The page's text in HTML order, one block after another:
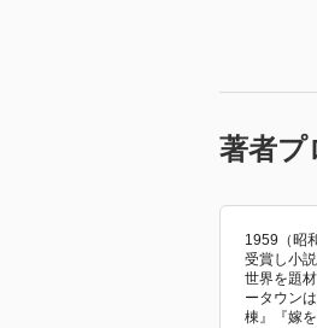
著者プ
1959（昭
受賞し小
世界を題
ータウン
棟』『嫁